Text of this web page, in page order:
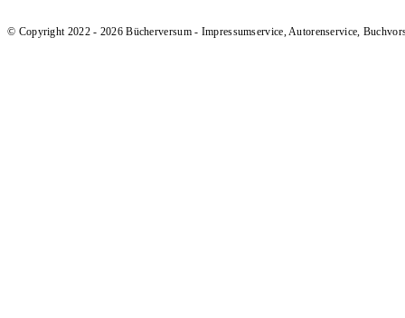
© Copyright 2022 - 2026 Bücherversum - Impressumservice, Autorenservice,